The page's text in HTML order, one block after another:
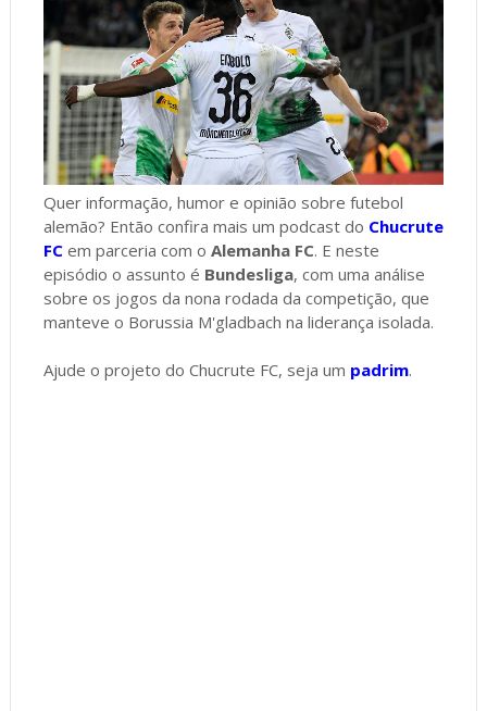
Quer informação, humor e opinião sobre futebol
alemão? Então confira mais um podcast do Chucrute
FCem parceria com o Alemanha FC. E neste
episódio o assunto é Bundesliga, com uma análise
sobre os jogos da nona rodada da competição, que
manteve o Borussia M'gladbach na liderança isolada.
Ajude o projeto do Chucrute FC, seja um padrim.